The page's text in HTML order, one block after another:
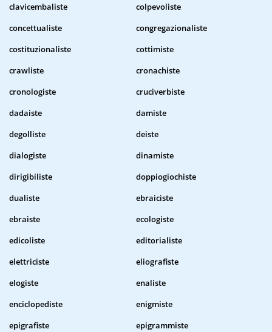
clavicembaliste
colpevoliste
concettualiste
congregazionaliste
costituzionaliste
cottimiste
crawliste
cronachiste
cronologiste
cruciverbiste
dadaiste
damiste
degolliste
deiste
dialogiste
dinamiste
dirigibiliste
doppiogiochiste
dualiste
ebraiciste
ebraiste
ecologiste
edicoliste
editorialiste
elettriciste
eliografiste
elogiste
enaliste
enciclopediste
enigmiste
epigrafiste
epigrammiste